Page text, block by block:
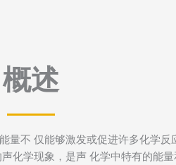
概述
不 仅能够激发或促进许多化学
化学现象，是声 化学中特有的能